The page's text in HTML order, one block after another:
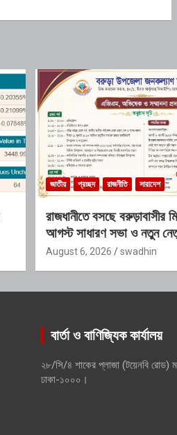
জাতীয় প্রচ্ছদ রাজনীতি সারাদেশ
রাজধানীতে বসছে বরুড়াবাসীর
আগস্ট সাধারণ সভা ও নতুন
অভিষেক
August 6, 2026 swadhin
বার্তা ও বাণিজ্যিক কার্যালয়
২৮/সি/৪ শাকের প্লাজা (টয়েনবি রোড)
ঢাকা-১০০০।